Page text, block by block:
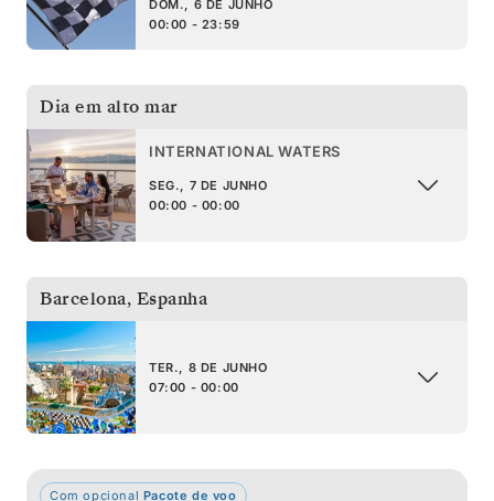
DOM., 6 DE JUNHO
00:00 - 23:59
Dia em alto mar
INTERNATIONAL WATERS
SEG., 7 DE JUNHO
00:00 - 00:00
Barcelona, Espanha
TER., 8 DE JUNHO
07:00 - 00:00
Com opcional Pacote de voo